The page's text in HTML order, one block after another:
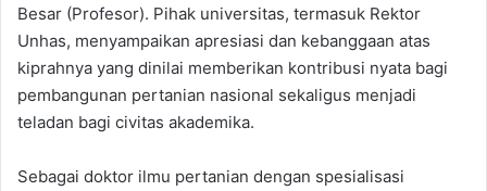
Besar (Profesor). Pihak universitas, termasuk Rektor
Unhas, menyampaikan apresiasi dan kebanggaan atas
kiprahnya yang dinilai memberikan kontribusi nyata bagi
pembangunan pertanian nasional sekaligus menjadi
teladan bagi civitas akademika.
Sebagai doktor ilmu pertanian dengan spesialisasi